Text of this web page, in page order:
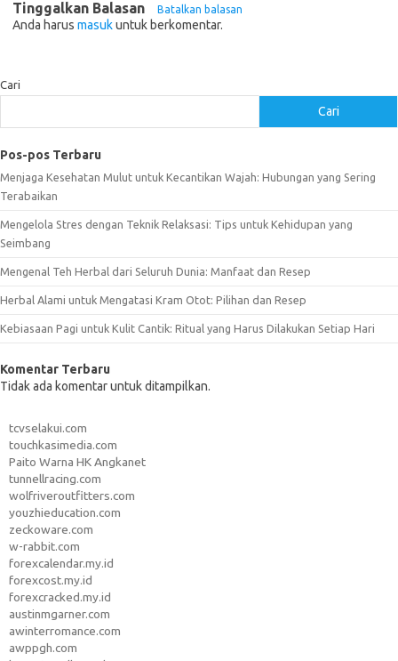
Tinggalkan Balasan Batalkan balasan
Anda harus masukuntuk berkomentar.
Cari
Cari
Pos-pos Terbaru
Menjaga Kesehatan Mulut untuk Kecantikan Wajah: Hubungan yang Sering
Terabaikan
Mengelola Stres dengan Teknik Relaksasi: Tips untuk Kehidupan yang
Seimbang
Mengenal Teh Herbal dari Seluruh Dunia: Manfaat dan Resep
Herbal Alami untuk Mengatasi Kram Otot: Pilihan dan Resep
Kebiasaan Pagi untuk Kulit Cantik: Ritual yang Harus Dilakukan Setiap Hari
Komentar Terbaru
Tidak ada komentar untuk ditampilkan.
tcvselakui.com
touchkasimedia.com
Paito Warna HK Angkanet
tunnellracing.com
wolfriveroutfitters.com
youzhieducation.com
zeckoware.com
w-rabbit.com
forexcalendar.my.id
forexcost.my.id
forexcracked.my.id
austinmgarner.com
awinterromance.com
awppgh.com